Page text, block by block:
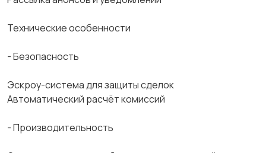
Технические особенности
- Безопасность
Эскроу-система для защиты сделок
Автоматический расчёт комиссий
- Производительность